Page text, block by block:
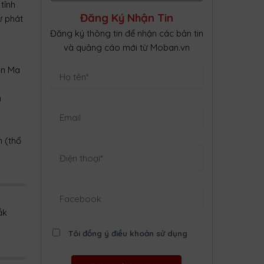
Đăng Ký Nhận Tin
Đăng ký thông tin để nhận các bản tin
và quảng cáo mới từ Moban.vn
Tôi đồng ý điều khoản sử dụng
phát
Ma
(thổ